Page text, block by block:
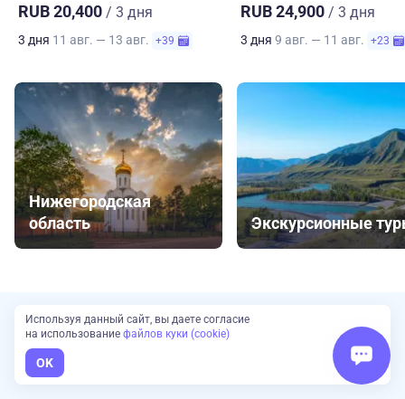
RUB 20,400 / 3 дня
3 дня 11 авг. — 13 авг. +39
RUB 24,900 / 3 дня
3 дня 9 авг. — 11 авг. +23
Нижегородская
область
Экскурсионные
Сложно выбрать?
Наш эксперт подберет туры для вас
Используя данный сайт, вы даете согласие
на использование файлов куки (cookie)
OK